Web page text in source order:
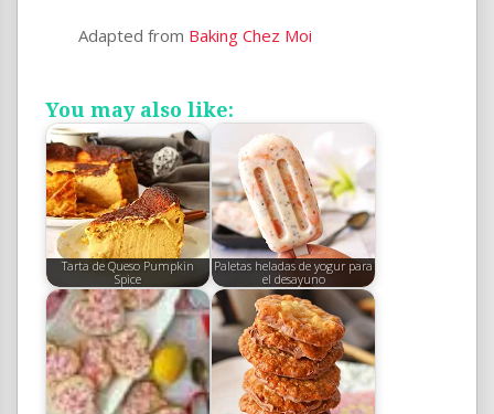
Adapted from Baking Chez Moi
You may also like:
Tarta de Queso Pumpkin
Spice
Paletas heladas de yogur para
el desayuno